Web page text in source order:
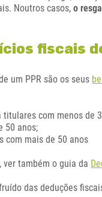
Noutros casos,o
fiscais
um PPR são os seus
titulares com menos de
50 anos;
com mais de 50 anos
também o guia da
das deduções